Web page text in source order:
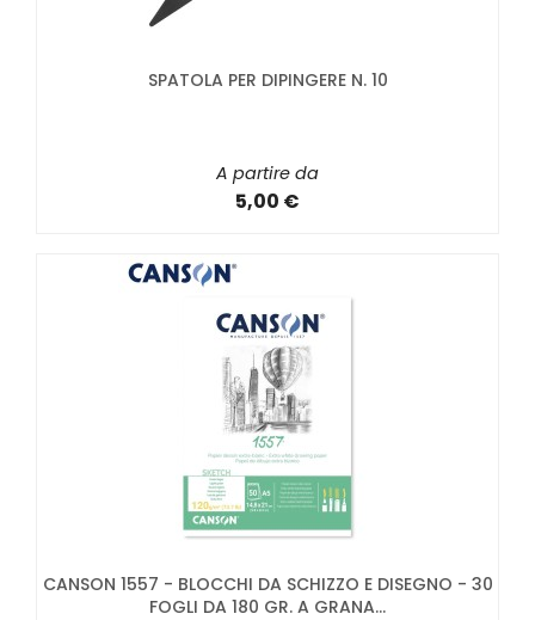
SPATOLA PER DIPINGERE N. 10
A partire da
5,00 €
CANSON 1557 - BLOCCHI DA SCHIZZO E DISEGNO - 30
FOGLI DA 180 GR. A GRANA...